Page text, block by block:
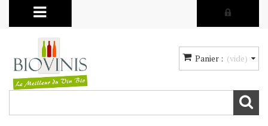
Panier : (vide)